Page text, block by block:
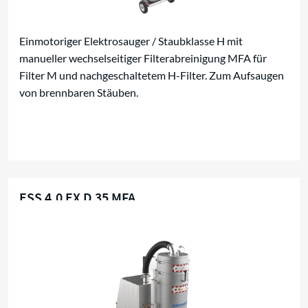
Einmotoriger Elektrosauger / Staubklasse H mit
manueller wechselseitiger Filterabreinigung MFA für
Filter M und nachgeschaltetem H-Filter. Zum Aufsaugen
von brennbaren Stäuben.
ESS 4,0 EX D 35 MFA